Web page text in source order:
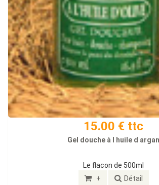
15.00 € ttc
Gel douche à l huile d argan
Le flacon de 500ml
+ Détail